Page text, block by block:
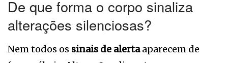
De que forma o corpo sinaliza
alterações silenciosas?
Nem todos os sinais de alertaaparecem de